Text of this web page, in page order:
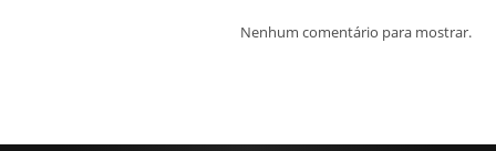
Nenhum comentário para mostrar.